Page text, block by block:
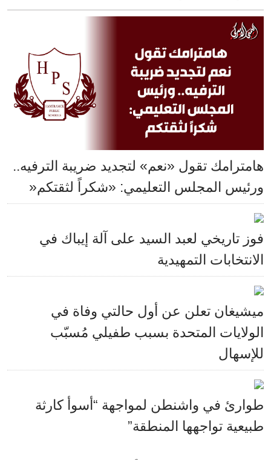
هامترامك تقول «نعم» لتجديد ضريبة الترفيه..
ورئيس المجلس التعليمي: «شكراً لثقتكم«
فوز تاريخي لعبد السيد على آلة إيباك في
الانتخابات التمهيدية
ميشيغان تعلن عن أول حالتي وفاة في
الولايات المتحدة بسبب طفيلي مُسبّب
للإسهال
طوارئ في واشنطن لمواجهة “أسوأ كارثة
طبيعية تواجهها المنطقة”